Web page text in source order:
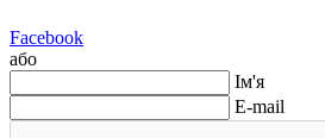
Facebook
або
Ім'я
E-mail